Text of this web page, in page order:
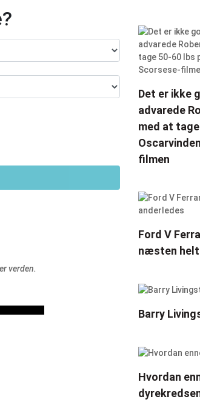
verden.
Det er ikke
advarede
med at
filmen
Ford V
næsten helt
Barry
Hvordan